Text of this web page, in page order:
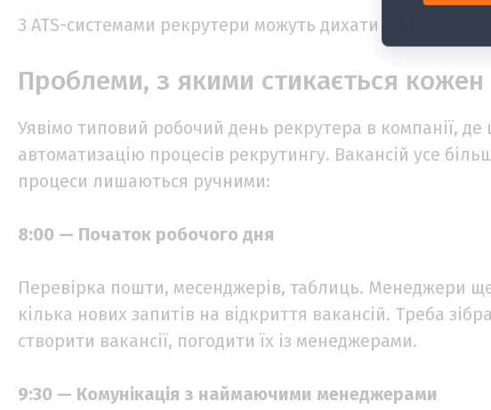
З ATS-системами рекрутери можуть дихати вільно 🙂
Проблеми, з якими стикається кожен
Уявімо типовий робочий день рекрутера в компанії,
автоматизацію процесів рекрутингу. Вакансій усе
процеси лишаються ручними:
8:00 — Початок робочого дня
Перевірка пошти, месенджерів, таблиць. Менеджери
кілька нових запитів на відкриття вакансій. Треба
створити вакансії, погодити їх із менеджерами.
9:30 — Комунікація з наймаючими менеджерами